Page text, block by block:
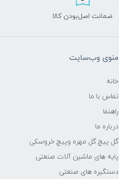
ضمانت اصل‌بودن کالا
منوی وب‌سایت
خانه
تماس با ما
راهنما
درباره ما
گل پیچ گل مهره وپیچ خروسکی
پایه های ماشین آلات صنعتی
دستگیره های صنعتی